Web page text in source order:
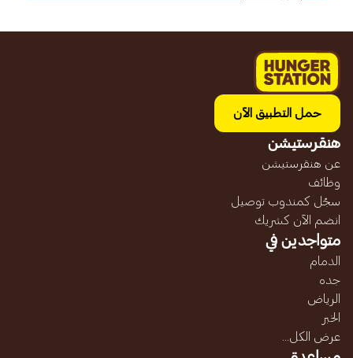
حمل التطبيق الآن
هنقرستيشن
عن هنقرستيشن
وظائف
سجّل كمندوب توصيل
انضم الآن كشريك
متواجدين في
الدمام
جده
الرياض
الخبر
عرض الكل...